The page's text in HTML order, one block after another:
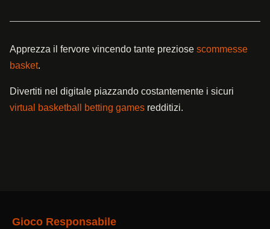
Apprezza il fervore vincendo tante preziose scommesse
basket.
Divertiti nel digitale piazzando costantemente i sicuri
virtual basketball betting games redditizi.
Gioco Responsabile